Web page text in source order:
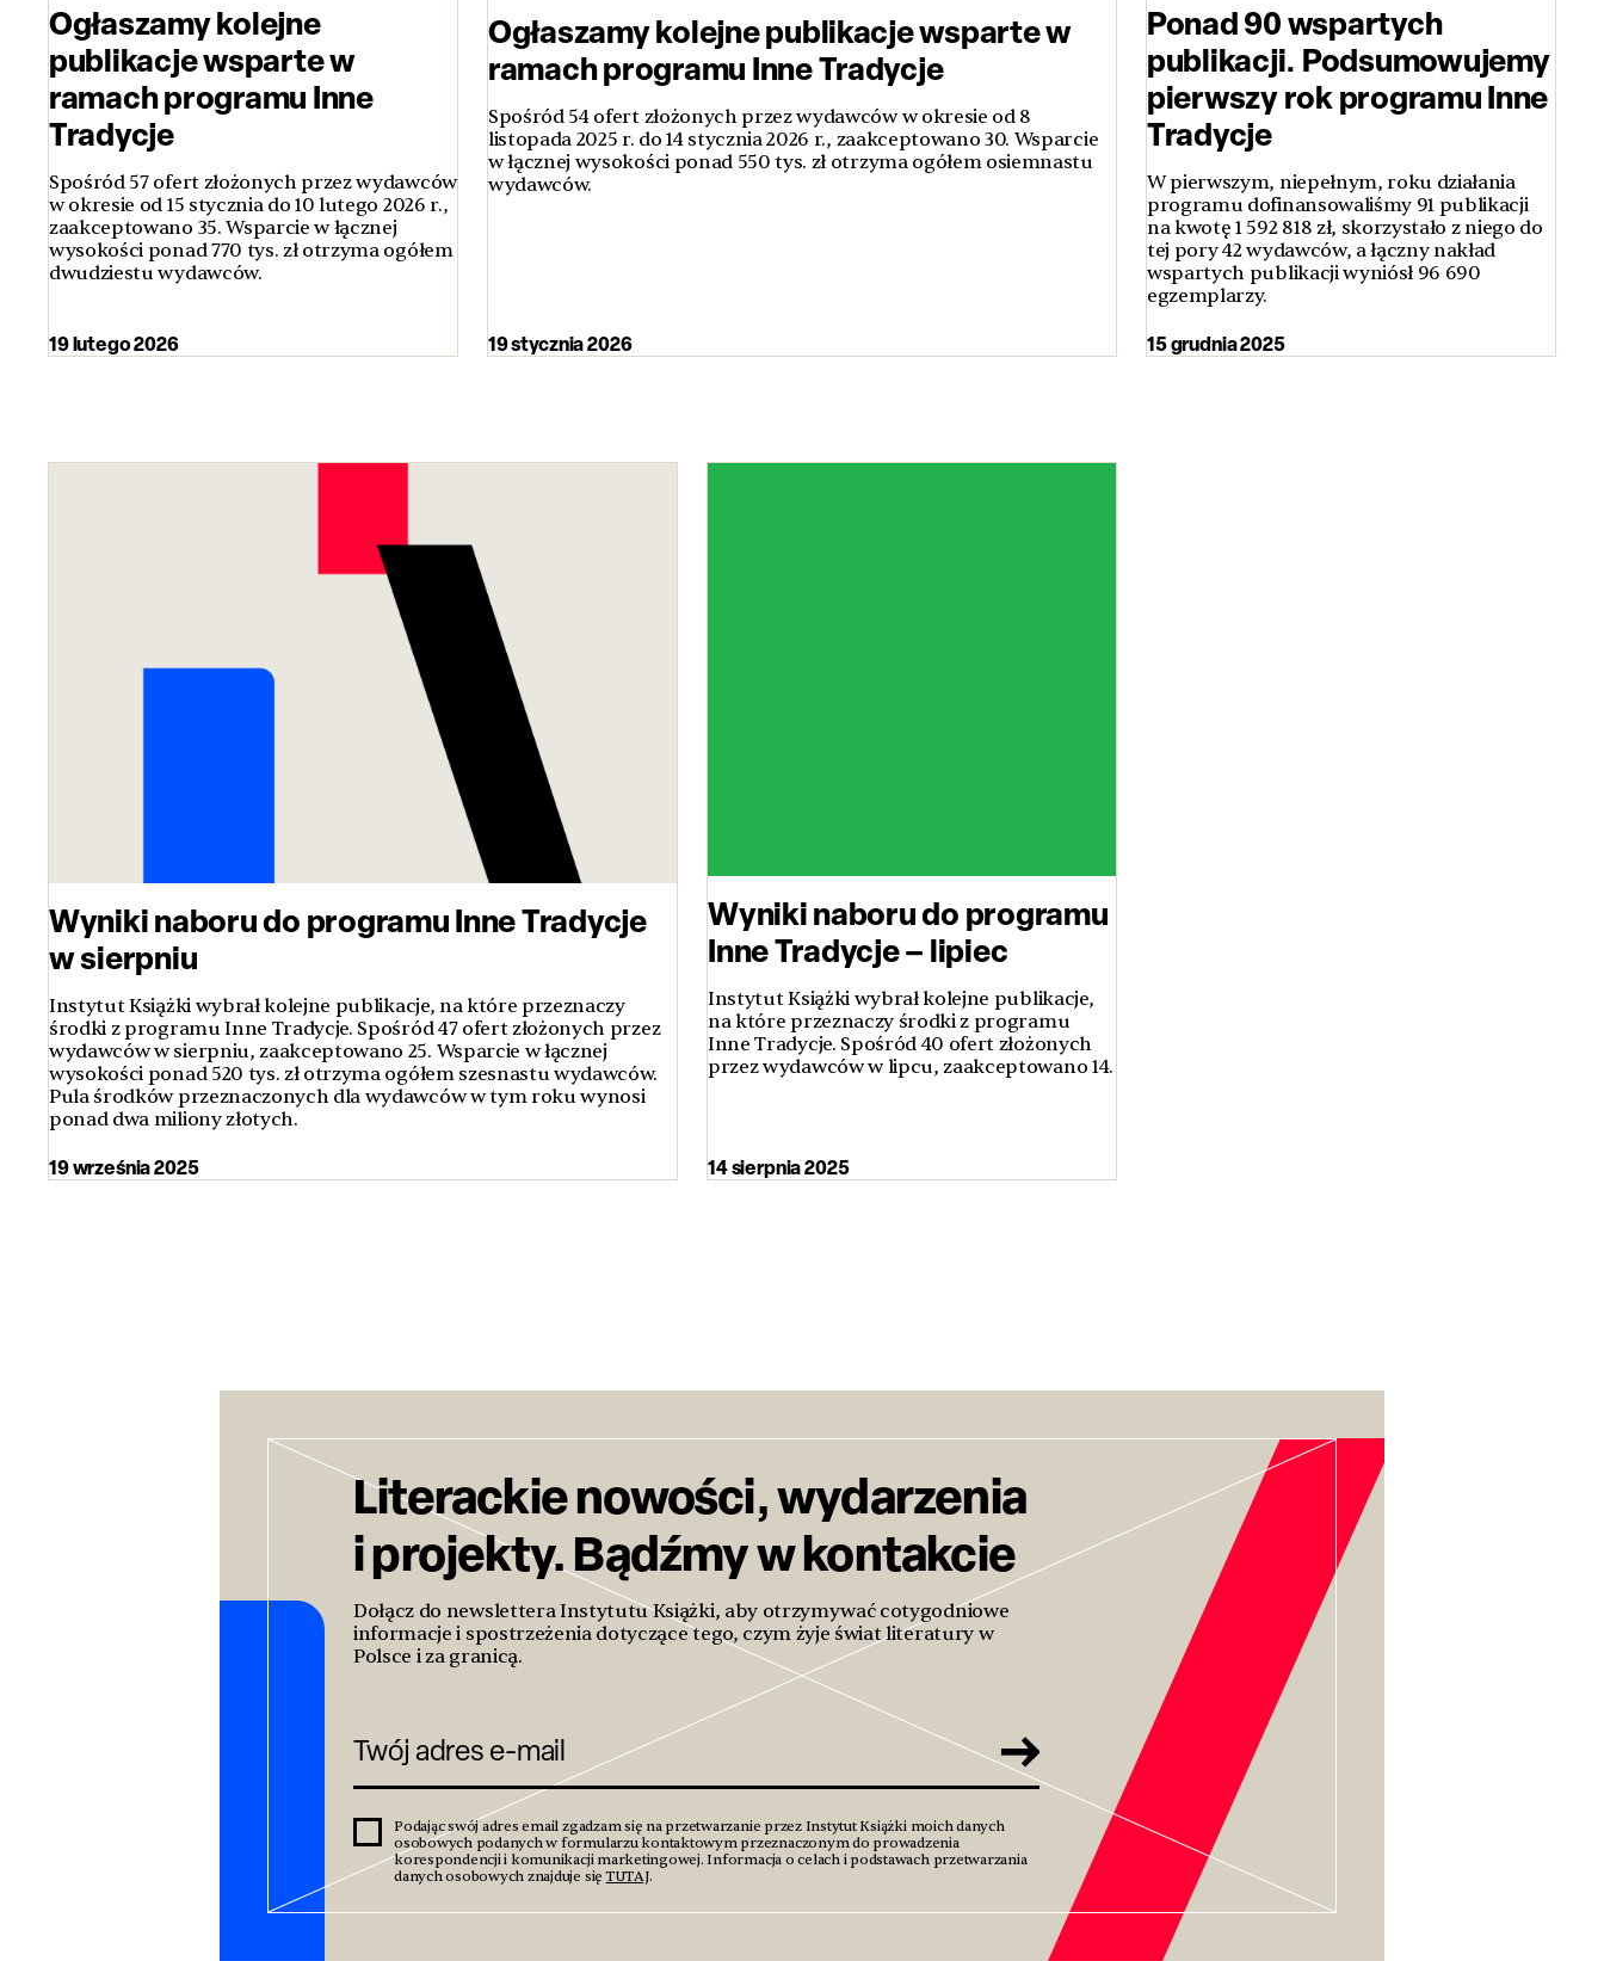
Ogłaszamy kolejne
publikacje wsparte w
ramach programu Inne
Tradycje
Spośród 57 ofert złożonych przez wydawców
w okresie od 15 stycznia do 10 lutego 2026 r.,
zaakceptowano 35. Wsparcie w łącznej
wysokości ponad 770 tys. zł otrzyma ogółem
dwudziestu wydawców.
19 lutego 2026
Ogłaszamy kolejne publikacje wsparte w
ramach programu Inne Tradycje
Spośród 54 ofert złożonych przez wydawców w okresie od 8
listopada 2025 r. do 14 stycznia 2026 r., zaakceptowano 30. Wsparcie
w łącznej wysokości ponad 550 tys. zł otrzyma ogółem osiemnastu
wydawców.
19 stycznia 2026
Ponad 90 wspartych
publikacji. Podsumowujemy
pierwszy rok programu Inne
Tradycje
W pierwszym, niepełnym, roku działania
programu dofinansowaliśmy 91 publikacji
na kwotę 1 592 818 zł, skorzystało z niego do
tej pory 42 wydawców, a łączny nakład
wspartych publikacji wyniósł 96 690
egzemplarzy.
15 grudnia 2025
Wyniki naboru do programu Inne Tradycje
w sierpniu
Instytut Książki wybrał kolejne publikacje, na które przeznaczy
środki z programu Inne Tradycje. Spośród 47 ofert złożonych przez
wydawców w sierpniu, zaakceptowano 25. Wsparcie w łącznej
wysokości ponad 520 tys. zł otrzyma ogółem szesnastu wydawców.
Pula środków przeznaczonych dla wydawców w tym roku wynosi
ponad dwa miliony złotych.
19 września 2025
Wyniki naboru do programu
Inne Tradycje – lipiec
Instytut Książki wybrał kolejne publikacje,
na które przeznaczy środki z programu
Inne Tradycje. Spośród 40 ofert złożonych
przez wydawców w lipcu, zaakceptowano 14.
14 sierpnia 2025
Literackie nowości, wydarzenia
i projekty. Bądźmy w kontakcie
Dołącz do newslettera Instytutu Książki, aby otrzymywać cotygodniowe
informacje i spostrzeżenia dotyczące tego, czym żyje świat literatury w
Polsce i za granicą.
Podając swój adres email zgadzam się na przetwarzanie przez Instytut Książki moich danych
osobowych podanych w formularzu kontaktowym przeznaczonym do prowadzenia
korespondencji i komunikacji marketingowej. Informacja o celach i podstawach przetwarzania
danych osobowych znajduje sięTUTAJ.